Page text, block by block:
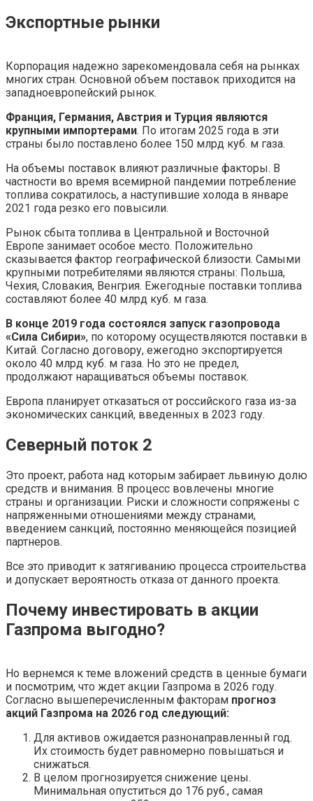
Экспортные рынки
Корпорация надежно зарекомендовала себя на рынках
многих стран. Основной объем поставок приходится на
западноевропейский рынок.
Франция, Германия, Австрия и Турция являются
крупными импортерами. По итогам 2025 года в эти
страны было поставлено более 150 млрд куб. м газа.
На объемы поставок влияют различные факторы. В
частности во время всемирной пандемии потребление
топлива сократилось, а наступившие холода в январе
2021 года резко его повысили.
Рынок сбыта топлива в Центральной и Восточной
Европе занимает особое место. Положительно
сказывается фактор географической близости. Самыми
крупными потребителями являются страны: Польша,
Чехия, Словакия, Венгрия. Ежегодные поставки топлива
составляют более 40 млрд куб. м газа.
В конце 2019 года состоялся запуск газопровода
«Сила Сибири», по которому осуществляются поставки в
Китай. Согласно договору, ежегодно экспортируется
около 40 млрд куб. м газа. Но это не предел,
продолжают наращиваться объемы поставок.
Европа планирует отказаться от российского газа из-за
экономических санкций, введенных в 2023 году.
Северный поток 2
Это проект, работа над которым забирает львиную долю
средств и внимания. В процесс вовлечены многие
страны и организации. Риски и сложности сопряжены с
напряженными отношениями между странами,
введением санкций, постоянно меняющейся позицией
партнеров.
Все это приводит к затягиванию процесса строительства
и допускает вероятность отказа от данного проекта.
Почему инвестировать в акции
Газпрома выгодно?
Но вернемся к теме вложений средств в ценные бумаги
и посмотрим, что ждет акции Газпрома в 2026 году.
Согласно вышеперечисленным факторам прогноз
акций Газпрома на 2026 год следующий:
Для активов ожидается разнонаправленный год.
Их стоимость будет равномерно повышаться и
снижаться.
В целом прогнозируется снижение цены.
Минимальная опуститься до 176 руб., самая